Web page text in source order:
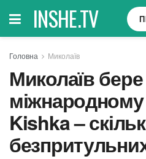
INSHE.TV
Головна Миколаїв
Миколаїв
міжнародному
Kishka –